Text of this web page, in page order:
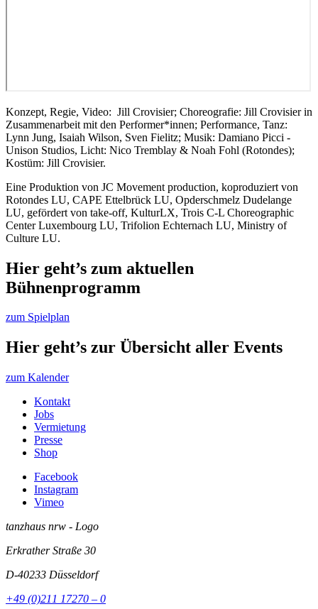
Konzept, Regie, Video: Jill Crovisier; Choreografie: Jill Crovisier in
Zusammenarbeit mit den Performer*innen; Performance, Tanz:
Lynn Jung, Isaiah Wilson, Sven Fielitz; Musik: Damiano Picci -
Unison Studios, Licht: Nico Tremblay & Noah Fohl (Rotondes);
Kostüm: Jill Crovisier.
Eine Produktion von JC Movement production, koproduziert von
Rotondes LU, CAPE Ettelbrück LU, Opderschmelz Dudelange
LU, gefördert von take-off, KulturLX, Trois C-L Choreographic
Center Luxembourg LU, Trifolion Echternach LU, Ministry of
Culture LU.
Hier geht’s zum aktuellen
Bühnenprogramm
zum Spielplan
Hier geht’s zur Übersicht aller Events
zum Kalender
Kontakt
Jobs
Vermietung
Presse
Shop
Facebook
Instagram
Vimeo
tanzhaus nrw - Logo
Erkrather Straße 30
D-40233 Düsseldorf
+49 (0)211 17270 – 0